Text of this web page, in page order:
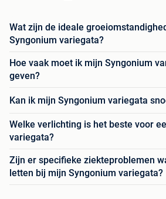
Wat zijn de ideale
Syngonium variegata?
Hoe vaak moet ik mijn Syngonium
geven?
Kan ik mijn Syngonium variegata
Welke verlichting is het beste voor
variegata?
Zijn er specifieke ziekteproblemen
letten bij mijn Syngonium variegata?